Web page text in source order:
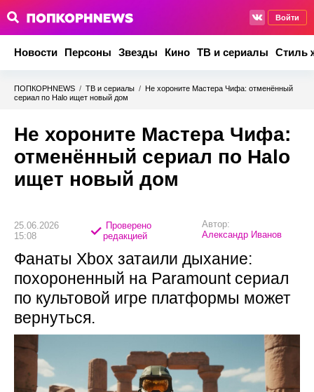
Войти
Новости Персоны Звезды Кино ТВ и сериалы Стиль
ПОПКОРНNEWS / ТВ и сериалы / Не хороните Мастера Чифа: отменённый
сериал по Halo ищет новый дом
Не хороните Мастера Чифа:
отменённый сериал по Halo
ищет новый дом
25.06.2026
15:08
Проверено
редакцией
Автор:
Александр Иванов
Фанаты Xbox затаили дыхание:
похороненный на Paramount сериал
по культовой игре платформы может
вернуться.